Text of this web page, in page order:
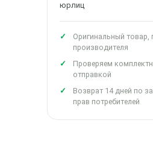
юрлиц
Оригинальный товар,
производителя
Проверяем
отправкой
Возврат 14 дней по
прав потребителей